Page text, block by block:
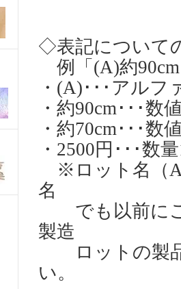
◇表記について
例「(A)約
・(A)･･･アル
・約90cm･･･
・約70cm･･･
・2500円･･･数
※ロット名（
名
でも以前にご
製造
ロットの製品
い。